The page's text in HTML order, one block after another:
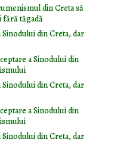
din Creta să
fără tăgadă
Sinodului din Creta, dar
a Sinodului din
Sinodului din Creta, dar
a Sinodului din
Sinodului din Creta, dar